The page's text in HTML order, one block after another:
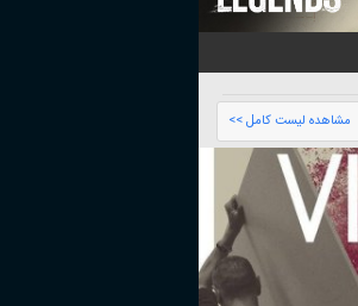
مشاهده لیست کامل >>